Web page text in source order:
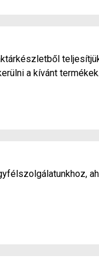
a kívánt